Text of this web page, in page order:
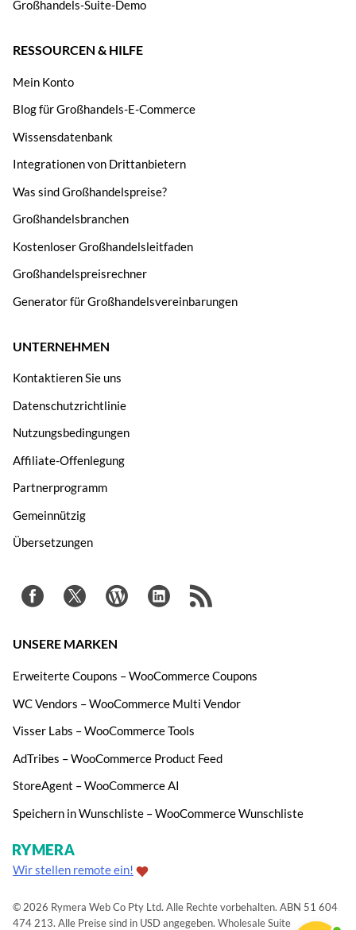
Großhandels-Suite-Demo
RESSOURCEN & HILFE
Mein Konto
Blog für Großhandels-E-Commerce
Wissensdatenbank
Integrationen von Drittanbietern
Was sind Großhandelspreise?
Großhandelsbranchen
Kostenloser Großhandelsleitfaden
Großhandelspreisrechner
Generator für Großhandelsvereinbarungen
UNTERNEHMEN
Kontaktieren Sie uns
Datenschutzrichtlinie
Nutzungsbedingungen
Affiliate-Offenlegung
Partnerprogramm
Gemeinnützig
Übersetzungen
UNSERE MARKEN
Erweiterte Coupons – WooCommerce Coupons
WC Vendors – WooCommerce Multi Vendor
Visser Labs – WooCommerce Tools
AdTribes – WooCommerce Product Feed
StoreAgent – WooCommerce AI
Speichern in Wunschliste – WooCommerce Wunschliste
Wir stellen remote ein!
© 2026 Rymera Web Co Pty Ltd. Alle Rechte vorbehalten. ABN 51 604
474 213. Alle Preise sind in USD angegeben. Wholesale Suite